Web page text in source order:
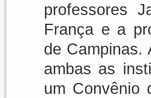
professores
França e a
de Campinas.
ambas as
um Convênio